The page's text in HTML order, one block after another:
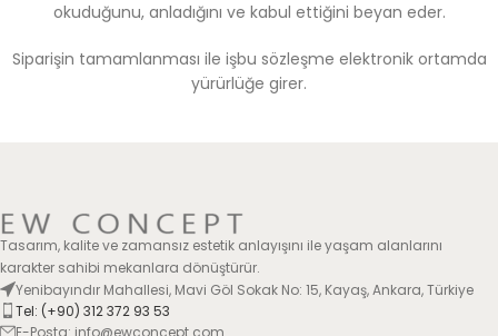
okuduğunu, anladığını ve kabul ettiğini beyan eder.
Siparişin tamamlanması ile işbu sözleşme elektronik ortamda
yürürlüğe girer.
Tasarım, kalite ve zamansız estetik anlayışını ile yaşam alanlarını
karakter sahibi mekanlara dönüştürür.
Yenibayındır Mahallesi, Mavi Göl Sokak No: 15, Kayaş, Ankara, Türkiye
Tel: (+90) 312 372 93 53
E-Posta: info@ewconcept.com